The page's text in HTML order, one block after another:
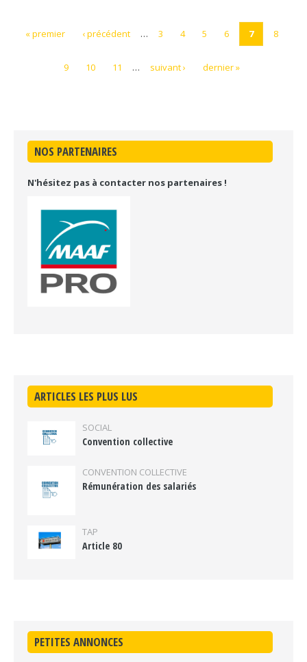
« premier ‹ précédent … 3 4 5 6 7 8
9 10 11 … suivant › dernier »
NOS PARTENAIRES
N'hésitez pas à contacter nos partenaires !
ARTICLES LES PLUS LUS
SOCIAL
Convention collective
CONVENTION COLLECTIVE
Rémunération des salariés
TAP
Article 80
PETITES ANNONCES